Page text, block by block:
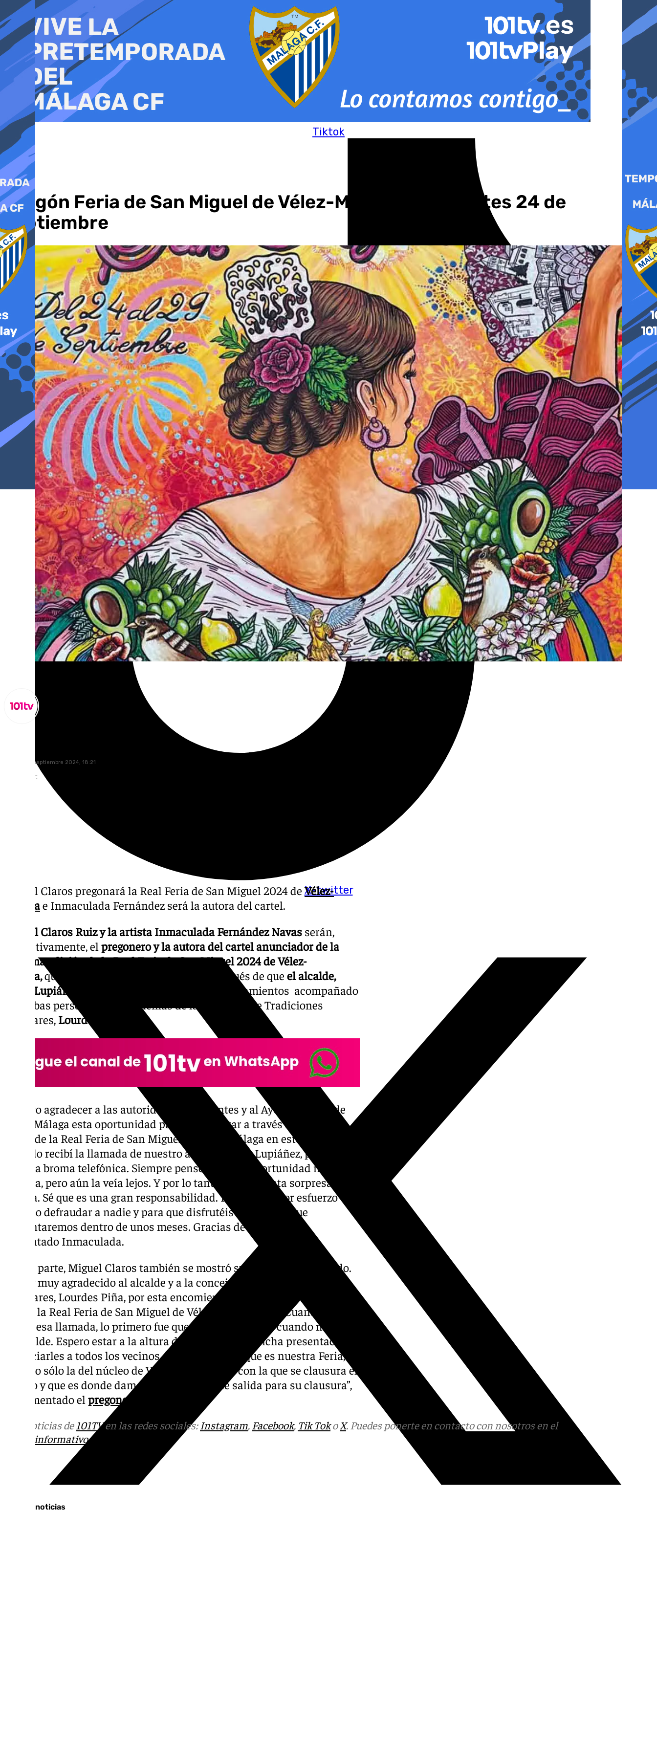
al
contenido
Tiktok
X-twitter
Pregón Feria de San Miguel de Vélez-Málaga este martes 24 de
septiembre
martes, 24 septiembre 2024, 18:21
Compartir:
Miguel Claros pregonará la Real Feria de San Miguel 2024 deVélez-
Málagae Inmaculada Fernández será la autora del cartel.
Miguel Claros Ruiz y la artista Inmaculada Fernández Navas serán,
respectivamente, el pregonero y la autora del cartel anunciador de la
próxima edición de la Real Feria de San Miguel 2024 de Vélez-
Málaga,que conoce sus primeros detalles después de que el alcalde,
Jesús Lupiáñez
, haya hecho público estos nombramientos acompañado
de ambas personalidades, además de la concejala de Tradiciones
Populares, Lourdes Piña.
“Quiero agradecer a las autoridades pertinentes y al Ayuntamiento de
Vélez-Málaga esta oportunidad para representar a través de mi arte el
cartel de la Real Feria de San Miguel de Vélez-Málaga en este 2024.
Cuando recibí la llamada de nuestro alcalde, Jesús Lupiáñez, pensé que
era una broma telefónica. Siempre pensé que esta oportunidad me
llegaría, pero aún la veía lejos. Y por lo tanto fue una grata sorpresa y
alegría. Sé que es una gran responsabilidad. Haré mi mayor esfuerzo
para no defraudar a nadie y para que disfrutéis del cuadro que
presentaremos dentro de unos meses. Gracias de corazón”, ha
comentado Inmaculada.
Por su parte, Miguel Claros también se mostró sumamente agradecido.
“Estoy muy agradecido al alcalde y a la concejala de Tradiciones
Populares, Lourdes Piña, por esta encomienda para ser quien ponga la
voz en la Real Feria de San Miguel de Vélez-Málaga 2024. Cuando se
recibe esa llamada, lo primero fue quedarme bloqueado cuando me llamó
el alcalde. Espero estar a la altura de dicho acto, de dicha presentación.
Anunciarles a todos los vecinos de Vélez-Málaga que es nuestra Feria,
pero no sólo la del núcleo de Vélez, sino la Feria con la que se clausura el
verano y que es donde damos el pistoletazo de salida para su clausura”,
ha comentado el pregonero.
Más noticias de 101TVen las redes sociales: Instagram, Facebook, Tik TokoX. Puedes ponerte en contacto con nosotros en el
informativos@101tv.es
Últimas noticias